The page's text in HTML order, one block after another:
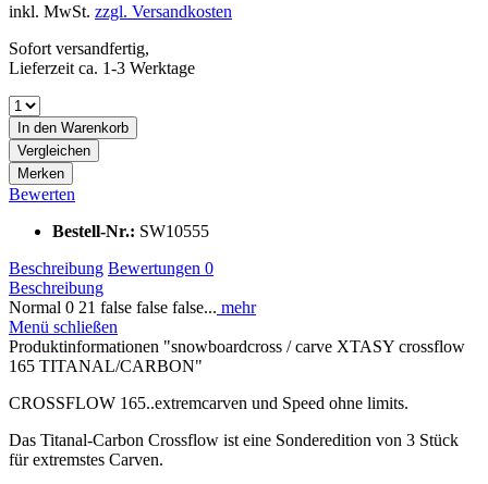
inkl. MwSt. zzgl. Versandkosten
Sofort versandfertig,
Lieferzeit ca. 1-3 Werktage
In den Warenkorb
Vergleichen
Merken
Bewerten
Bestell-Nr.: SW10555
Beschreibung Bewertungen 0
Beschreibung
Normal 0 21 false false false... mehr
Menü schließen
Produktinformationen "snowboardcross / carve XTASY crossflow
165 TITANAL/CARBON"
CROSSFLOW 165..extremcarven und Speed ohne limits.
Das Titanal-Carbon Crossflow ist eine Sonderedition von 3 Stück
für extremstes Carven.